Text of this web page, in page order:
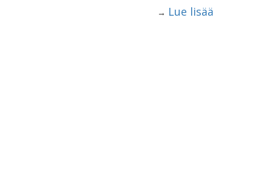
→ Lue lisää